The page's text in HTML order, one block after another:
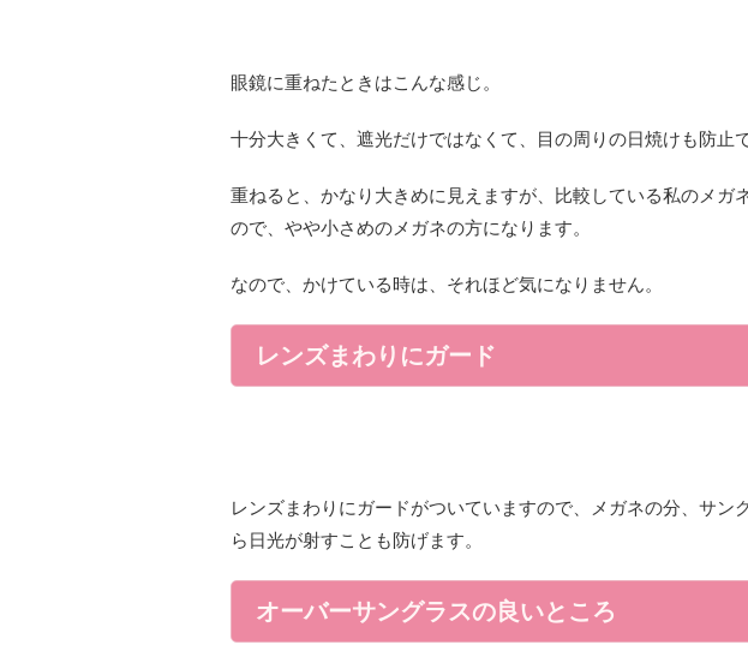
眼鏡に重ねたときはこんな感じ。
十分大きくて、遮光だけではなくて、目の周りの日焼けも防止
重ねると、かなり大きめに見えますが、比較している私のメガ
ので、やや小さめのメガネの方になります。
なので、かけている時は、それほど気になりません。
レンズまわりにガード
レンズまわりにガードがついていますので、メガネの分、サン
ら日光が射すことも防げます。
オーバーサングラスの良いところ